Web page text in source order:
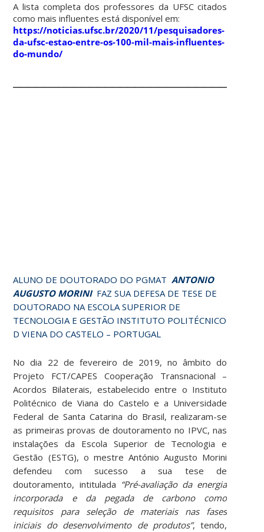
A lista completa dos professores da UFSC citados
como mais influentes está disponível em:
https://noticias.ufsc.br/2020/11/pesquisadores-
da-ufsc-estao-entre-os-100-mil-mais-influentes-
do-mundo/
ALUNO DE DOUTORADO DO PGMAT ANTONIO
AUGUSTO MORINIFAZ SUA DEFESA DE TESE DE
DOUTORADO NA ESCOLA SUPERIOR DE
TECNOLOGIA E GESTÃO INSTITUTO POLITÉCNICO
D VIENA DO CASTELO – PORTUGAL
No dia 22 de fevereiro de 2019, no âmbito do
Projeto FCT/CAPES Cooperação Transnacional –
Acordos Bilaterais, estabelecido entre o Instituto
Politécnico de Viana do Castelo e a Universidade
Federal de Santa Catarina do Brasil, realizaram-se
as primeiras provas de doutoramento no IPVC, nas
instalações da Escola Superior de Tecnologia e
Gestão (ESTG), o mestre António Augusto Morini
defendeu com sucesso a sua tese de
doutoramento, intitulada “Pré-avaliação da energia
incorporada e da pegada de carbono como
requisitos para seleção de materiais nas fases
iniciais do desenvolvimento de produtos”, tendo,